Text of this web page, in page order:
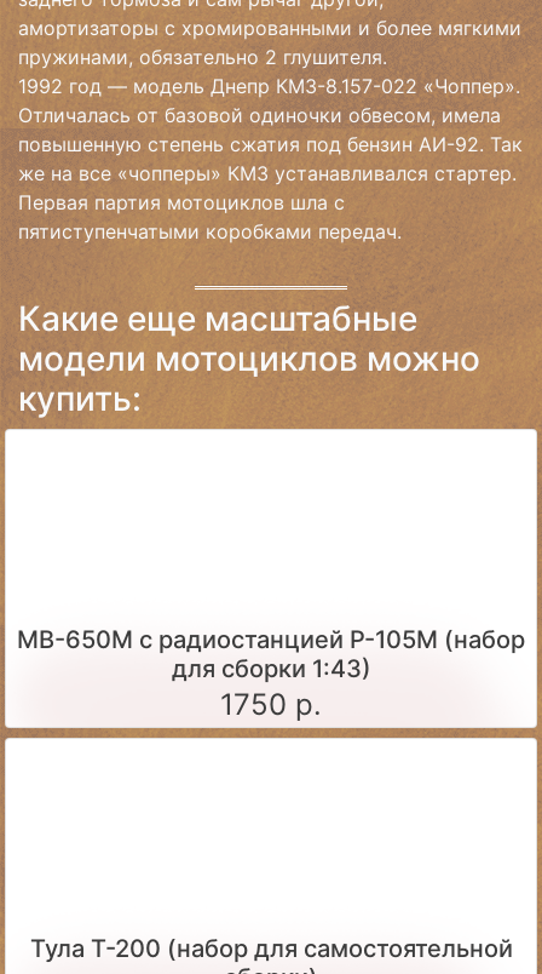
амортизаторы с хромированными и более мягкими
пружинами, обязательно 2 глушителя.
1992 год — модель Днепр КМЗ-8.157-022 «Чоппер».
Отличалась от базовой одиночки обвесом, имела
повышенную степень сжатия под бензин АИ-92. Так
же на все «чопперы» КМЗ устанавливался стартер.
Первая партия мотоциклов шла с
пятиступенчатыми коробками передач.
Какие еще масштабные
модели мотоциклов можно
купить:
МВ-650М с радиостанцией Р-105М (набор
для сборки 1:43)
1750 р.
Тула Т-200 (набор для самостоятельной